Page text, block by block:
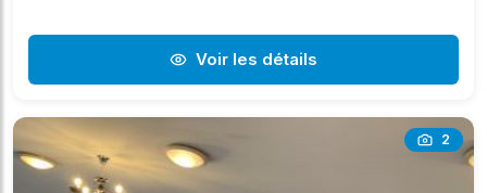
Voir les détails
2